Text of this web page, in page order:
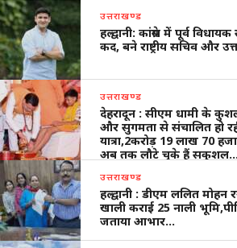
उत्तराखण्ड
हल्द्वानी: कांग्रेस में पूर्व
कद, बने राष्ट्रीय सचिव और
उत्तराखण्ड
देहरादून : सीएम धामी के कुशल
और सुगमता से संचालित हो
यात्रा,2करोड़ 19 लाख 70
अब तक लौटे चुके हैं
उत्तराखण्ड
हल्द्वानी : डीएम ललित
खाली कराई 25 नाली
जताया आभार…